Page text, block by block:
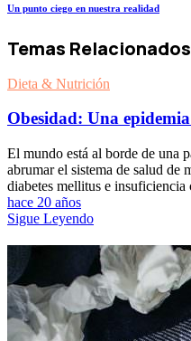
Un punto ciego en nuestra realidad
Temas Relacionados
Dieta & Nutrición
Obesidad: Una
El mundo está al borde de una
abrumar el sistema de salud de
diabetes mellitus e insuficiencia
hace 20 años
Sigue Leyendo